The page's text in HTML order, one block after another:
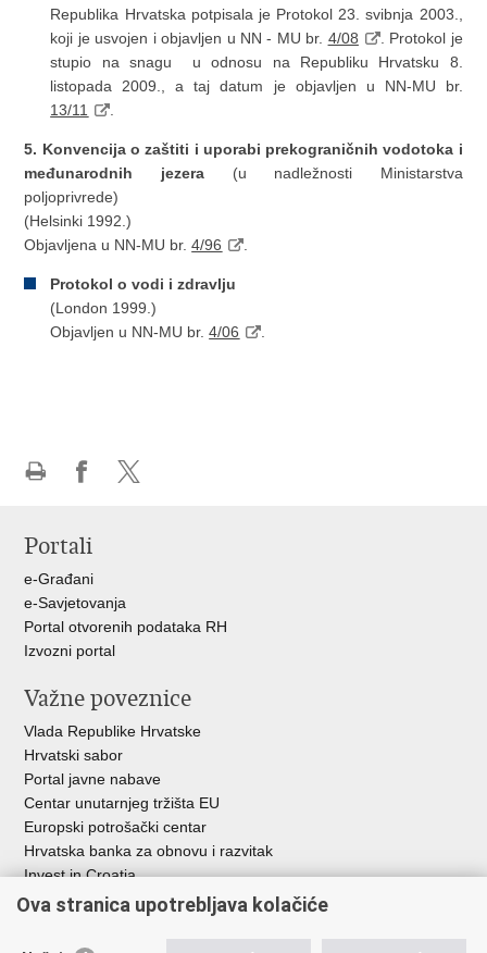
Republika Hrvatska potpisala je Protokol 23. svibnja 2003.,
koji je usvojen i objavljen u NN - MU br. 4/08
. Protokol je
stupio na snagu u odnosu na Republiku Hrvatsku 8.
listopada 2009., a taj datum je objavljen u NN-MU br.
13/11
5. Konvencija o zaštiti i uporabi prekograničnih vodotoka i
međunarodnih jezera (u nadležnosti Ministarstva
poljoprivrede)
(Helsinki 1992.)
Objavljena u NN-MU br.4/96
Protokol o vodi i zdravlju
(London 1999.)
Objavljen u NN-MU br.4/06
Facebooku
Portali
e-Građani
e-Savjetovanja
Portal otvorenih podataka RH
Izvozni portal
Važne poveznice
Vlada Republike Hrvatske
Hrvatski sabor
Portal javne nabave
Centar unutarnjeg tržišta EU
Europski potrošački centar
Hrvatska banka za obnovu i razvitak
Invest in Croatia
Europska banka za obnovu i razvoj
Središnja agencija za financiranje i ugovaranje
Ova stranica upotrebljava kolačiće